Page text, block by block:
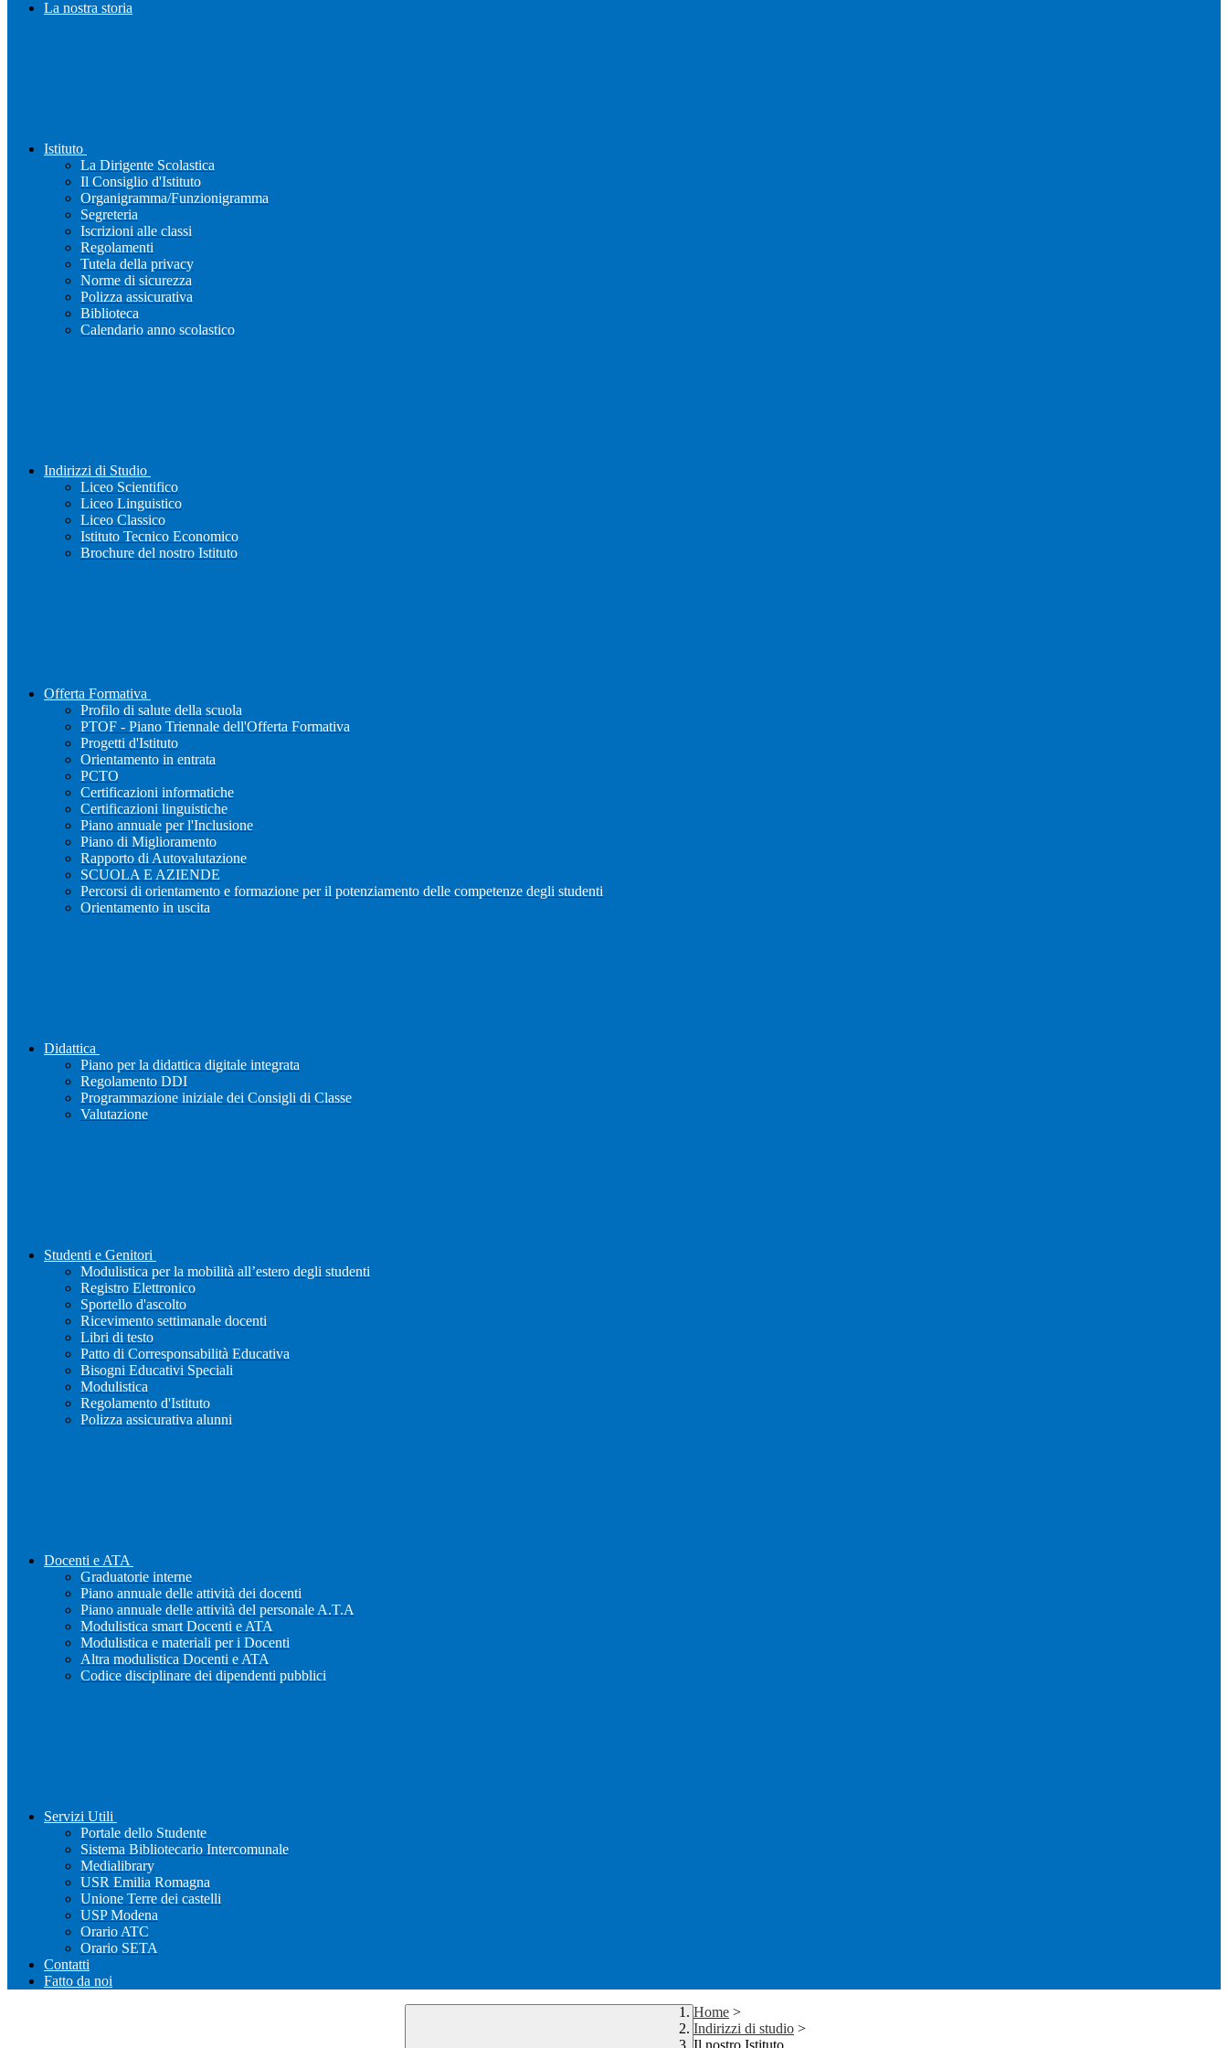
La nostra storia
Istituto
La Dirigente Scolastica
Il Consiglio d'Istituto
Organigramma/Funzionigramma
Segreteria
Iscrizioni alle classi
Regolamenti
Tutela della privacy
Norme di sicurezza
Polizza assicurativa
Biblioteca
Calendario anno scolastico
Indirizzi di Studio
Liceo Scientifico
Liceo Linguistico
Liceo Classico
Istituto Tecnico Economico
Brochure del nostro Istituto
Offerta Formativa
Profilo di salute della scuola
PTOF - Piano Triennale dell'Offerta Formativa
Progetti d'Istituto
Orientamento in entrata
PCTO
Certificazioni informatiche
Certificazioni linguistiche
Piano annuale per l'Inclusione
Piano di Miglioramento
Rapporto di Autovalutazione
SCUOLA E AZIENDE
Percorsi di orientamento e formazione per il potenziamento delle competenze degli studenti
Orientamento in uscita
Didattica
Piano per la didattica digitale integrata
Regolamento DDI
Programmazione iniziale dei Consigli di Classe
Valutazione
Studenti e Genitori
Modulistica per la mobilità all’estero degli studenti
Registro Elettronico
Sportello d'ascolto
Ricevimento settimanale docenti
Libri di testo
Patto di Corresponsabilità Educativa
Bisogni Educativi Speciali
Modulistica
Regolamento d'Istituto
Polizza assicurativa alunni
Docenti e ATA
Graduatorie interne
Piano annuale delle attività dei docenti
Piano annuale delle attività del personale A.T.A
Modulistica smart Docenti e ATA
Modulistica e materiali per i Docenti
Altra modulistica Docenti e ATA
Codice disciplinare dei dipendenti pubblici
Servizi Utili
Portale dello Studente
Sistema Bibliotecario Intercomunale
Medialibrary
USR Emilia Romagna
Unione Terre dei castelli
USP Modena
Orario ATC
Orario SETA
Contatti
Fatto da noi
Home >
Indirizzi di studio >